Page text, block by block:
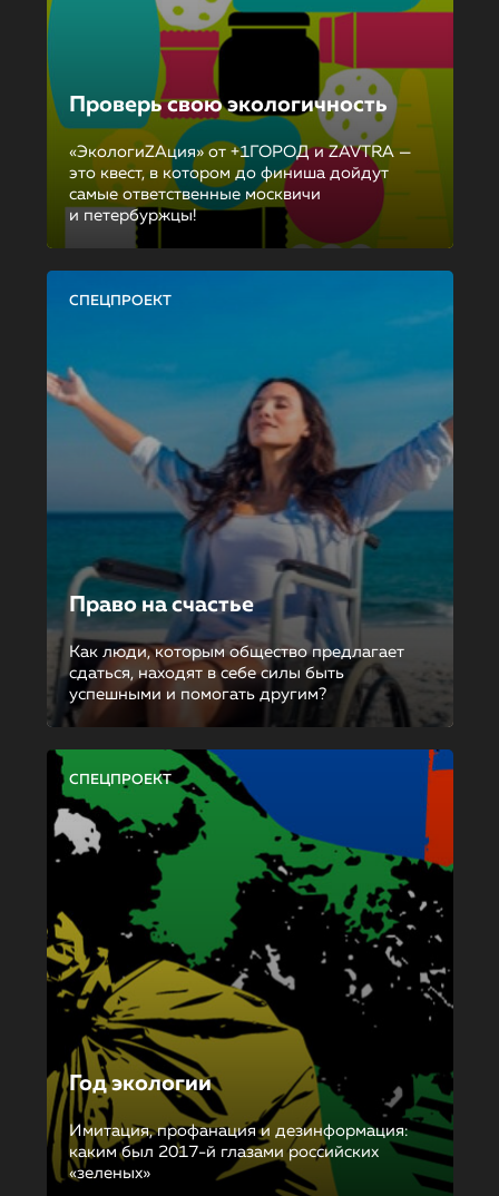
Проверь свою экологичность
«ЭкологиZAция» от +1ГОРОД и ZAVTRA —
это квест, в котором до финиша дойдут
самые ответственные москвичи
и петербуржцы!
СПЕЦПРОЕКТ
Право на счастье
Как люди, которым общество предлагает
сдаться, находят в себе силы быть
успешными и помогать другим?
СПЕЦПРОЕКТ
Год экологии
Имитация, профанация и дезинформация:
каким был 2017-й глазами российских
«зеленых»